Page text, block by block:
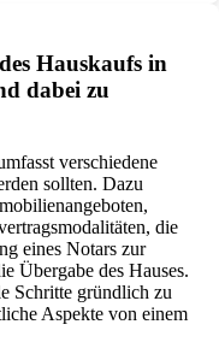
Hauskaufs in
dabei zu
verschiedene
sollten. Dazu
die
eines Notars zur
Übergabe des Hauses.
Schritte gründlich zu
Aspekte von einem